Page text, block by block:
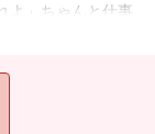
よ」ちゃんと仕事
、何か足りな
むけた――？